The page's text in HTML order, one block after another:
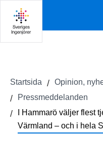
Startsida
Opinion,
Pressmeddelanden
I Hammarö väljer flest
Värmland – och i hela